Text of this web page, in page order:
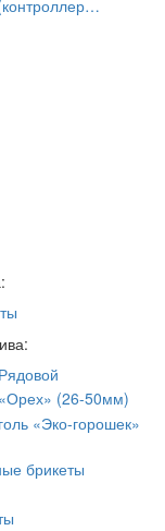
(26-50мм)
«Эко-горошек»
брикеты